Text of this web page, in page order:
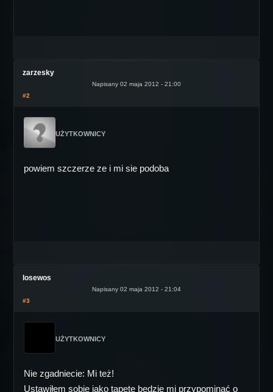
zarzesky
Napisany 02 maja 2012 - 21:00
#2
UŻYTKOWNICY
powiem szczerze ze i mi sie podoba
losewos
Napisany 02 maja 2012 - 21:04
#3
UŻYTKOWNICY
Nie zgadniecie: Mi też!
Ustawiłem sobie jako tapetę będzie mi przypominać o